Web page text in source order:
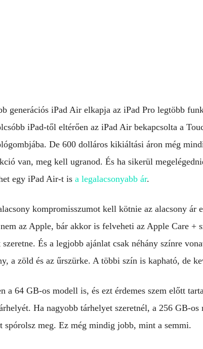
generációs iPad Air elkapja az iPad Pro legtöbb
iPad-től eltérően az iPad Air bekapcsolta a
De 600 dolláros kikiáltási áron még
van, meg kell ugranod. És ha sikerül
egy iPad Air-t is a legalacsonyabb ár.
kompromisszumot kell kötnie az alacsony ár
az Apple, bár akkor is felveheti az Apple Care +
szeretne. És a legjobb ajánlat csak néhány színre
a zöld és az űrszürke. A többi szín is kapható, de
a 64 GB-os modell is, és ezt érdemes szem előtt
Ha nagyobb tárhelyet szeretnél, a 256 GB-
spórolsz meg. Ez még mindig jobb, mint a semmi.